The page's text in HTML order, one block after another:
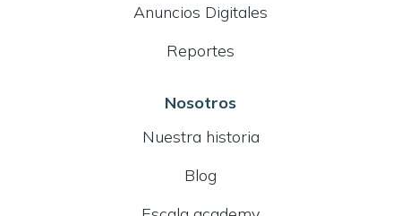
Anuncios Digitales
Reportes
Nosotros
Nuestra historia
Blog